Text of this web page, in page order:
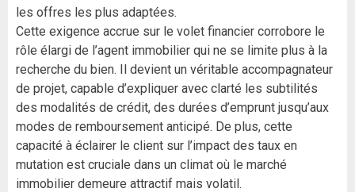
les offres les plus adaptées.
Cette exigence accrue sur le volet financier corrobore le
rôle élargi de l’agent immobilier qui ne se limite plus à la
recherche du bien. Il devient un véritable accompagnateur
de projet, capable d’expliquer avec clarté les subtilités
des modalités de crédit, des durées d’emprunt jusqu’aux
modes de remboursement anticipé. De plus, cette
capacité à éclairer le client sur l’impact des taux en
mutation est cruciale dans un climat où le marché
immobilier demeure attractif mais volatil.